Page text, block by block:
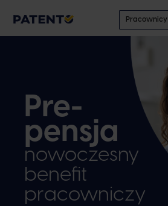
Pracownicy
Pre-
pensja
nowoczesny
benefit
pracowniczy